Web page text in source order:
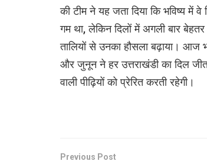
की टीम ने यह जता दिया कि भविष्य में
गम था, लेकिन दिलों में अगली बार
तालियों से उनका हौसला बढ़ाया। आज
और जुनून ने हर उत्तराखंडी का दिल
वाली पीढ़ियों को प्रेरित करती रहेगी।
Previous Post